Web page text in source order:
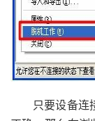
只要设备连